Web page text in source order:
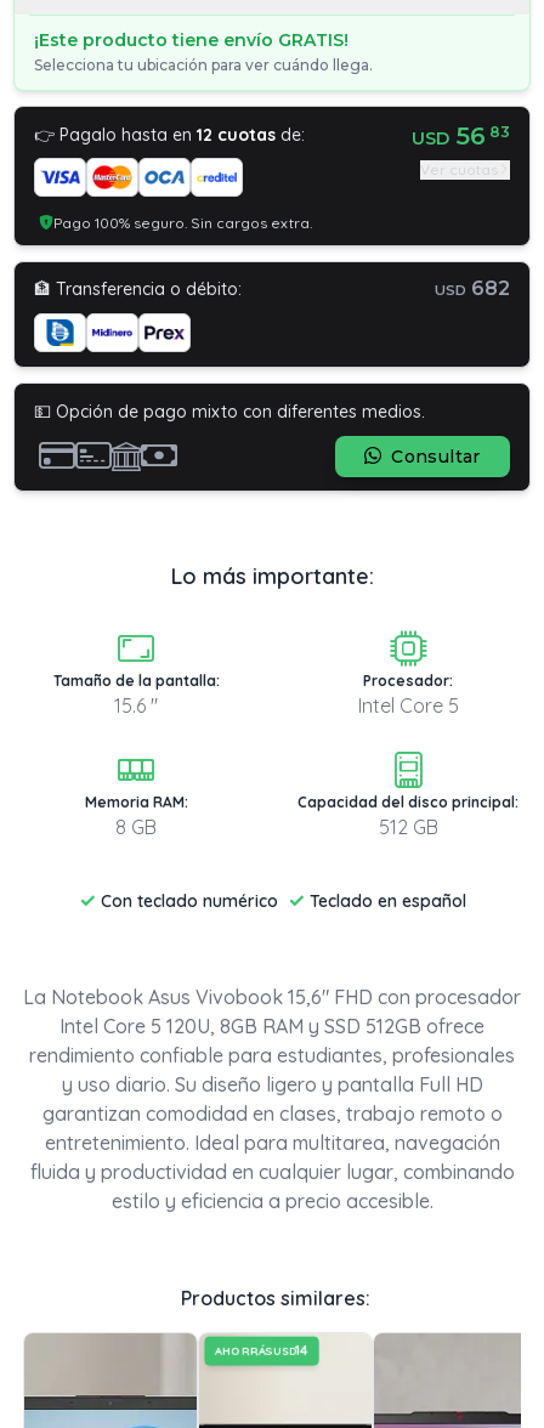
¡Este producto tiene envío GRATIS!
Selecciona tu ubicación para ver cuándo llega.
👉 Pagalo hasta en12 cuotas de:
Pago 100% seguro. Sin cargos extra.
USD 56 83
Ver cuotas
🏦 Transferencia o débito: USD 682
💵 Opción de pago mixto con diferentes medios.
Consultar
Lo más importante:
Tamaño de la pantalla:
15.6 "
Procesador:
Intel Core 5
Memoria RAM:
8 GB
Capacidad del disco principal:
512 GB
✓ Con teclado numérico ✓ Teclado en español
La Notebook Asus Vivobook 15,6" FHD con procesador
Intel Core 5 120U, 8GB RAM y SSD 512GB ofrece
rendimiento confiable para estudiantes, profesionales
y uso diario. Su diseño ligero y pantalla Full HD
garantizan comodidad en clases, trabajo remoto o
entretenimiento. Ideal para multitarea, navegación
fluida y productividad en cualquier lugar, combinando
estilo y eficiencia a precio accesible.
Productos similares:
AHORRÁSUSD14